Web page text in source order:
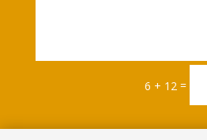
6 + 12 =